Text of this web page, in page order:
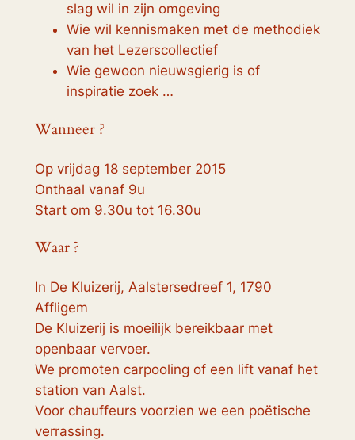
slag wil in zijn omgeving
Wie wil kennismaken met de methodiek
van het Lezerscollectief
Wie gewoon nieuwsgierig is of
inspiratie zoek …
Wanneer ?
Op vrijdag 18 september 2015
Onthaal vanaf 9u
Start om 9.30u tot 16.30u
Waar ?
In De Kluizerij, Aalstersedreef 1, 1790
Affligem
De Kluizerij is moeilijk bereikbaar met
openbaar vervoer.
We promoten carpooling of een lift vanaf het
station van Aalst.
Voor chauffeurs voorzien we een poëtische
verrassing.